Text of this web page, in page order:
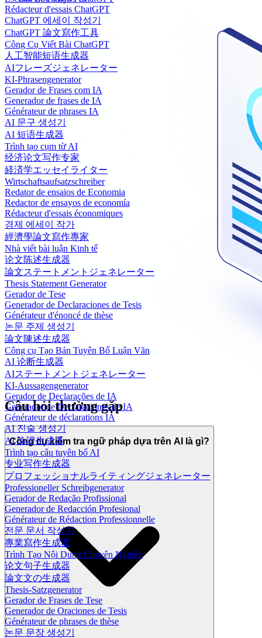
Rédacteur d'essais ChatGPT
ChatGPT 에세이 작성기
ChatGPT 論文寫作工具
Công Cụ Viết Bài ChatGPT
人工智能短语生成器
AIフレーズジェネレーター
KI-Phrasengenerator
Gerador de Frases com IA
Generador de frases de IA
Générateur de phrases IA
AI 문구 생성기
AI 短语生成器
Trình tạo cụm từ AI
经济论文写作专家
経済学エッセイライター
Wirtschaftsaufsatzschreiber
Redator de ensaios de Economia
Redactor de ensayos de economía
Rédacteur d'essais économiques
경제 에세이 작가
經濟學論文寫作專家
Nhà viết bài luận Kinh tế
论文陈述生成器
論文ステートメントジェネレーター
Thesis Statement Generator
Gerador de Tese
Generador de Declaraciones de Tesis
Générateur d'énoncé de thèse
논문 주제 생성기
論文陳述生成器
Công cụ Tạo Bản Tuyên Bố Luận Văn
AI 论断生成器
AIステートメントジェネレーター
KI-Aussagengenerator
Gerador de Declarações de IA
Generador de Declaraciones de IA
Générateur de déclarations IA
AI 진술 생성기
AI 論證生成器
Trình tạo câu tuyên bố AI
专业写作生成器
プロフェッショナルライティングジェネレーター
Professioneller Schreibgenerator
Gerador de Redação Profissional
Generador de Redacción Profesional
Générateur de Rédaction Professionnelle
전문 문서 작성기
專業寫作生成器
Trình Tạo Nội Dung Chuyên Nghiệp
论文句子生成器
論文文の生成器
Thesis-Satzgenerator
Gerador de Frases de Tese
Generador de Oraciones de Tesis
Générateur de phrases de thèse
논문 문장 생성기
Câu hỏi thường gặp
Công cụ kiểm tra ngữ pháp dựa trên AI là gì?